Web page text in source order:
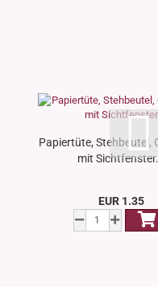
Papiertüte, Stehbeutel,
mit
EUR 1.35